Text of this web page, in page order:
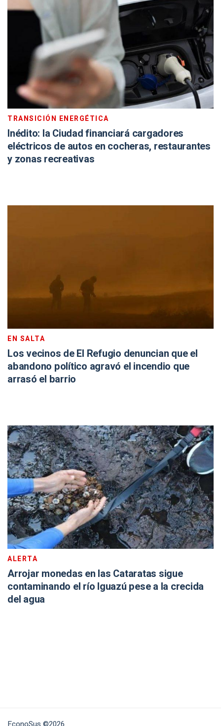
TRANSICIÓN ENERGÉTICA
Inédito: la Ciudad financiará cargadores
eléctricos de autos en cocheras, restaurantes
y zonas recreativas
EN SALTA
Los vecinos de El Refugio denuncian que el
abandono político agravó el incendio que
arrasó el barrio
ALERTA
Arrojar monedas en las Cataratas sigue
contaminando el río Iguazú pese a la crecida
del agua